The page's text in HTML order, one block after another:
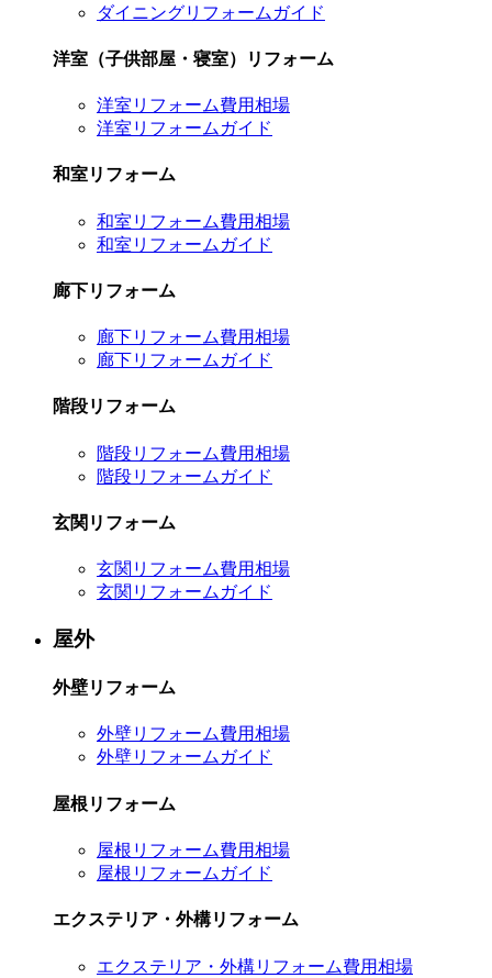
ダイニングリフォームガイド
洋室（子供部屋・寝室）リフォーム
洋室リフォーム費用相場
洋室リフォームガイド
和室リフォーム
和室リフォーム費用相場
和室リフォームガイド
廊下リフォーム
廊下リフォーム費用相場
廊下リフォームガイド
階段リフォーム
階段リフォーム費用相場
階段リフォームガイド
玄関リフォーム
玄関リフォーム費用相場
玄関リフォームガイド
屋外
外壁リフォーム
外壁リフォーム費用相場
外壁リフォームガイド
屋根リフォーム
屋根リフォーム費用相場
屋根リフォームガイド
エクステリア・外構リフォーム
エクステリア・外構リフォーム費用相場